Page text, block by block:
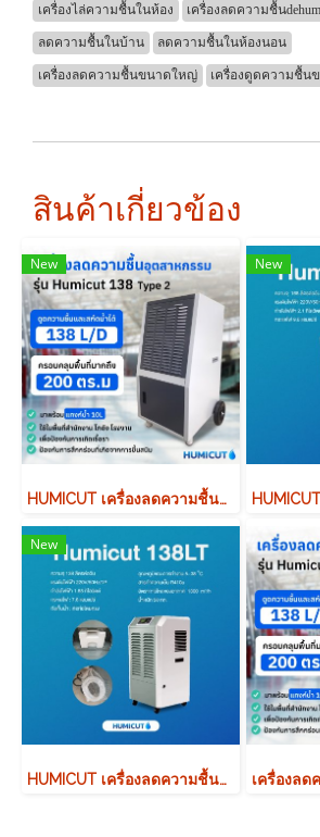
เครื่องไล่ความชื้นในห้อง เครื่องลดความชื้น
ลดความชื้นในบ้าน ลดความชื้นในห้องนอน
เครื่องลดความชื้นขนาดใหญ่ เครื่องดูดความชื้น
สินค้าเกี่ยวข้อง
New
HUMICUT เครื่องลดความชื้นอุตสาหกรรม รุ่น Humicut 138 Type 2
New
New
HUMICUT เครื่องลดความชื้นอุตสาหกรรม รุ่น Humicut 138LT มีถังเก็บน้ำ